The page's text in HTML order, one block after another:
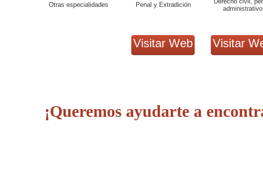
Otras especialidades Penal y Extradición
Visitar Web
administrativo
Visitar
¡Queremos ayudarte a